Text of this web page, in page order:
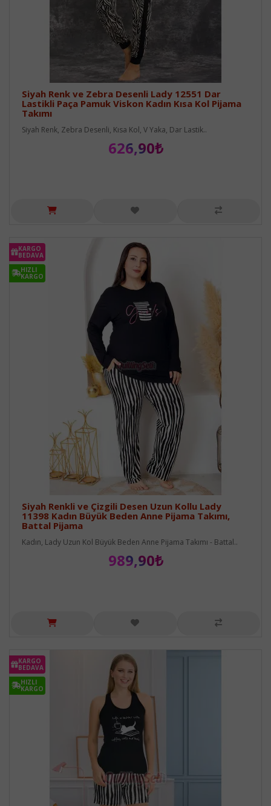
Siyah Renk ve Zebra Desenli Lady 12551 Dar
Lastikli Paça Pamuk Viskon Kadın Kısa Kol Pijama
Takımı
Siyah Renk, Zebra Desenli, Kısa Kol, V Yaka, Dar Lastik..
626,90₺
KARGO
BEDAVA
HIZLI
KARGO
Siyah Renkli ve Çizgili Desen Uzun Kollu Lady
11398 Kadın Büyük Beden Anne Pijama Takımı,
Battal Pijama
Kadın, Lady Uzun Kol Büyük Beden Anne Pijama Takımı - Battal..
989,90₺
KARGO
BEDAVA
HIZLI
KARGO